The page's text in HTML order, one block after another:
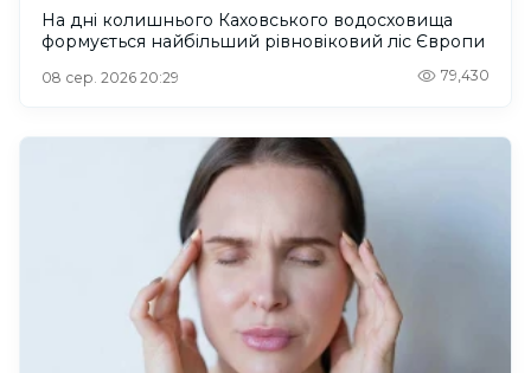
На дні колишнього Каховського водосховища
формується найбільший рівновіковий ліс Європи
08 сер. 2026 20:29 79,430